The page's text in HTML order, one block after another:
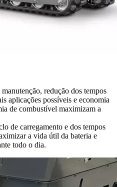
redução dos tempos
aplicações possíveis e economia
de combustível maximizam a
de carregamento e dos tempos
a vida útil da bateria e
todo o dia.